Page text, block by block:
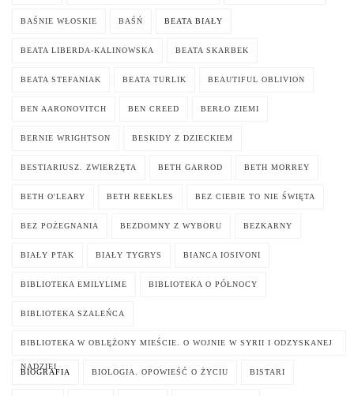
BAŚNIE WŁOSKIE BAŚŃ BEATA BIAŁY
BEATA LIBERDA-KALINOWSKA BEATA SKARBEK
BEATA STEFANIAK BEATA TURLIK BEAUTIFUL OBLIVION
BEN AARONOVITCH BEN CREED BERŁO ZIEMI
BERNIE WRIGHTSON BESKIDY Z DZIECKIEM
BESTIARIUSZ. ZWIERZĘTA BETH GARROD BETH MORREY
BETH O'LEARY BETH REEKLES BEZ CIEBIE TO NIE ŚWIĘTA
BEZ POŻEGNANIA BEZDOMNY Z WYBORU BEZKARNY
BIAŁY PTAK BIAŁY TYGRYS BIANCA IOSIVONI
BIBLIOTEKA EMILYLIME BIBLIOTEKA O PÓŁNOCY
BIBLIOTEKA SZALEŃCA
BIBLIOTEKA W OBLĘŻONY MIEŚCIE. O WOJNIE W SYRII I ODZYSKANEJ
NADZIEI
BIOGRAFIA BIOLOGIA. OPOWIEŚĆ O ŻYCIU BISTARI